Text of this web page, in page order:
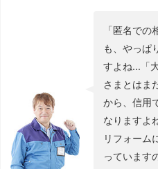
「匿名で
も、やっぱ
すよね...「
さまとはま
から、信用
なりますよ
リフォーム
っています